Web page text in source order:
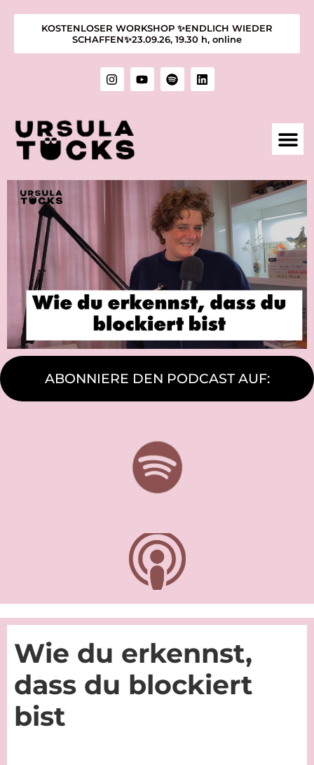
KOSTENLOSER WORKSHOP ✨ENDLICH WIEDER
SCHAFFEN✨23.09.26, 19.30 h, online
ABONNIERE DEN PODCAST AUF:
Wie du erkennst,
dass du blockiert
bist